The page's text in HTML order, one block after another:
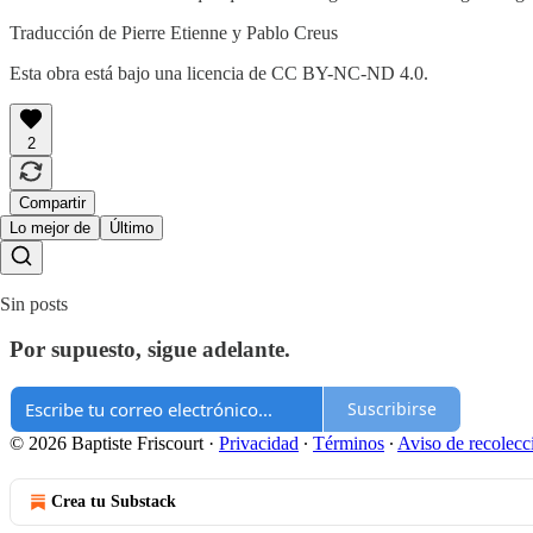
Traducción de Pierre Etienne y Pablo Creus
Esta obra está bajo una licencia de CC BY-NC-ND 4.0.
2
Compartir
Lo mejor de
Último
Sin posts
Por supuesto, sigue adelante.
Suscribirse
© 2026 Baptiste Friscourt · Privacidad ∙ Términos ∙ Aviso de
Crea tu Substack